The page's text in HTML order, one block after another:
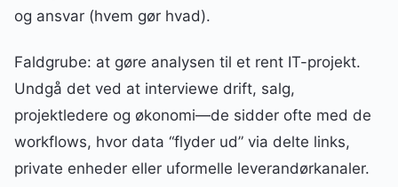
og ansvar (hvem gør hvad).
Faldgrube: at gøre analysen til et rent IT-projekt.
Undgå det ved at interviewe drift, salg,
projektledere og økonomi—de sidder ofte med de
workflows, hvor data “flyder ud” via delte links,
private enheder eller uformelle leverandørkanaler.